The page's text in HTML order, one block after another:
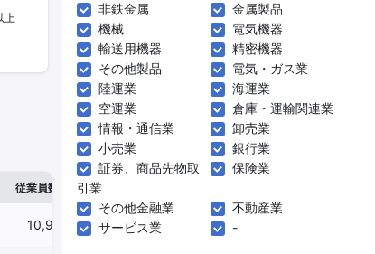
従業員数 ※1
10,929人
非鉄金属
金属製品
機械
電気機器
輸送用機器
精密機器
その他製品
電気・ガス業
陸運業
海運業
空運業
倉庫・運輸関連業
情報・通信業
卸売業
小売業
銀行業
証券、商品先物取
引業
保険業
その他金融業
不動産業
サービス業
-